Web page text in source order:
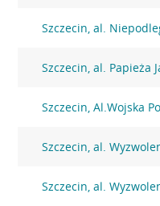
Szczecin, al.
Szczecin, al. Papieża
Szczecin, Al.Wojska
Szczecin, al.
Szczecin, al.